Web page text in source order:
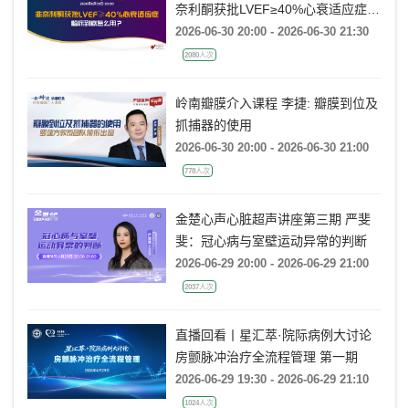
奈利酮获批LVEF≥40%心衰适应症，
临床到底怎么用？
2026-06-30 20:00 - 2026-06-30 21:30
2080人次
岭南瓣膜介入课程 李捷: 瓣膜到位及
抓捕器的使用
2026-06-30 20:00 - 2026-06-30 21:00
778人次
金楚心声心脏超声讲座第三期 严斐
斐：冠心病与室壁运动异常的判断
2026-06-29 20:00 - 2026-06-29 21:00
2037人次
直播回看丨星汇萃·院际病例大讨论
房颤脉冲治疗全流程管理 第一期
2026-06-29 19:30 - 2026-06-29 21:10
1024人次